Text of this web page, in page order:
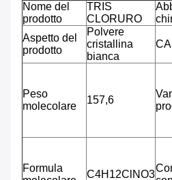
Nome del
prodotto
TRIS
CLORURO
Aspetto del
prodotto
Polvere
cristallina
bianca
Peso
molecolare
157,6
Formula
C4H12ClNO3